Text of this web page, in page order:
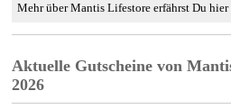
Mehr über Mantis Lifestore erfährst Du hier
Aktuelle Gutscheine von
2026